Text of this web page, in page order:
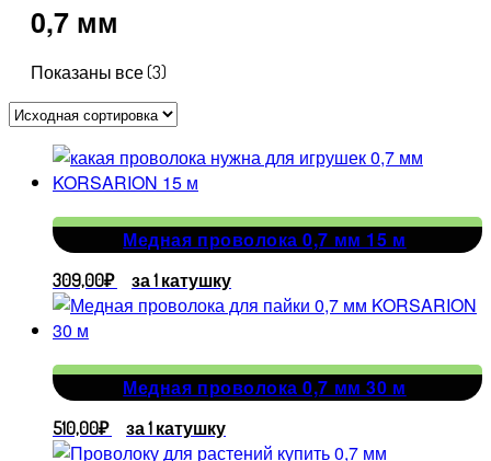
0,7 мм
Показаны все (3)
Медная проволока 0,7 мм 15 м
309,00₽ за 1 катушку
Медная проволока 0,7 мм 30 м
510,00₽ за 1 катушку